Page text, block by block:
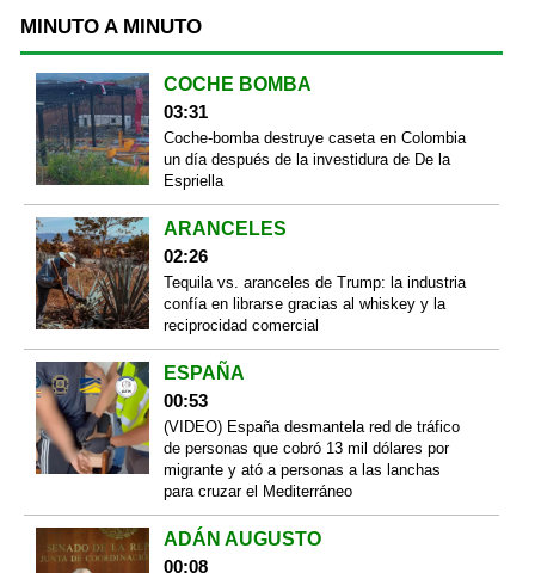
MINUTO A MINUTO
COCHE BOMBA
03:31
Coche-bomba destruye caseta en Colombia
un día después de la investidura de De la
Espriella
ARANCELES
02:26
Tequila vs. aranceles de Trump: la industria
confía en librarse gracias al whiskey y la
reciprocidad comercial
ESPAÑA
00:53
(VIDEO) España desmantela red de tráfico
de personas que cobró 13 mil dólares por
migrante y ató a personas a las lanchas
para cruzar el Mediterráneo
ADÁN AUGUSTO
00:08